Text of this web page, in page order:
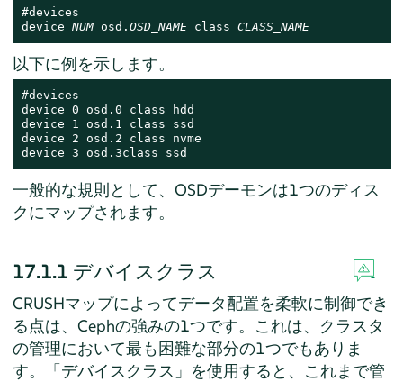
#devices
device NUM osd. OSD_NAME class CLASS_NAME
以下に例を示します。
#devices
device 0 osd.0 class hdd
device 1 osd.1 class ssd
device 2 osd.2 class nvme
device 3 osd.3class ssd
一般的な規則として、OSDデーモンは1つのディス
クにマップされます。
17.1.1 デバイスクラス
CRUSHマップによってデータ配置を柔軟に制御でき
る点は、Cephの強みの1つです。これは、クラスタ
の管理において最も困難な部分の1つでもありま
す。「デバイスクラス」 を使用すると、これまで管